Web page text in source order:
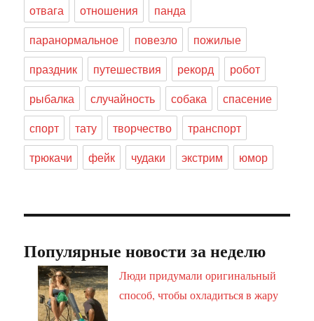
отвага
отношения
панда
паранормальное
повезло
пожилые
праздник
путешествия рекорд
робот
рыбалка
случайность собака
спасение
спорт
тату творчество
транспорт
трюкачи
фейк чудаки экстрим юмор
Популярные новости за неделю
Люди придумали оригинальный
способ, чтобы охладиться в жару